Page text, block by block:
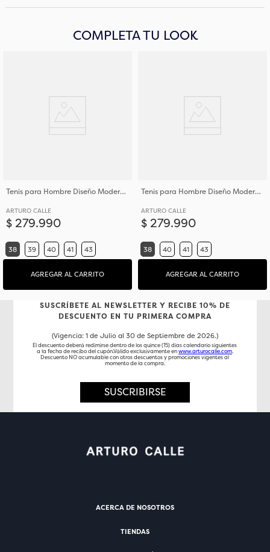
COMPLETA TU LOOK
Tenis para Hombre Diseño Moderno en Cuero
ARTURO CALLE
$ 279.990
38 39 40 41 43
AGREGAR AL CARRITO
Tenis para Hombre Diseño Moderno en Cuero
ARTURO CALLE
$ 279.990
38 40 41 43
AGREGAR AL CARRITO
SUSCRÍBETE AL NEWSLETTER Y RECIBE 10% DE
DESCUENTO EN TU PRIMERA COMPRA
(Vigencia: 1 de Julio al 30 de Septiembre de 2026.)
El descuento deberá redimirse dentro de los quince (15) días calendario siguientes
a la fecha de recibo del cupón.Válido exclusivamente enwww.arturocalle.com.
Descuento NO acumulable con otros descuentos y promociones vigentes al
momento de la compra.
SUSCRIBIRSE
ACERCA DE NOSOTROS
TIENDAS